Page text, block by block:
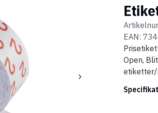
EAN:
Open,